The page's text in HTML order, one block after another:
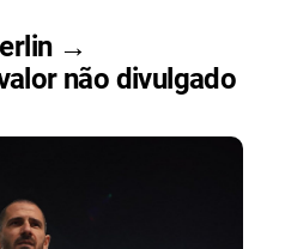
→
não divulgado